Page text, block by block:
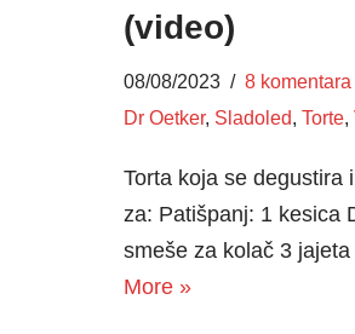
(video)
08/08/2023
8 komentara
Dr Oetker, Sladoled, Torte,
Torta koja se degustira
za: Patišpanj: 1 kesica
smeše za kolač 3
More »